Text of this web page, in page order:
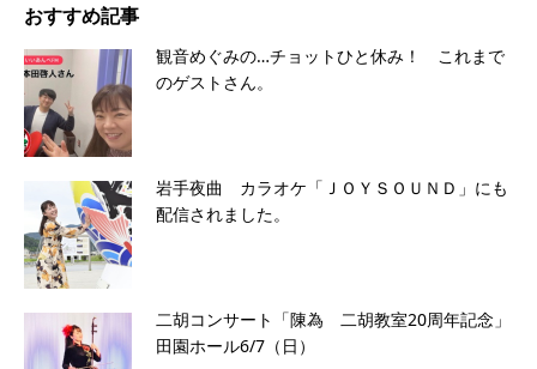
おすすめ記事
観音めぐみの…チョットひと休み！ これまで
のゲストさん。
岩手夜曲 カラオケ「ＪＯＹＳＯＵＮＤ」にも
配信されました。
二胡コンサート「陳為 二胡教室20周年記念」
田園ホール6/7（日）